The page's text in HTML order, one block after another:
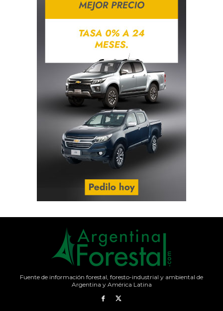
Fuente de información forestal, foresto-industrial y ambiental de
Argentina y América Latina